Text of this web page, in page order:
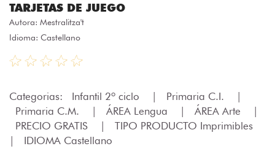
TARJETAS DE JUEGO
Autora: Mestralitza't
Idioma: Castellano
Categorias: Infantil 2º ciclo | Primaria C.I.
|
Primaria C.M.
| ÁREA Lengua | ÁREA Arte
|
PRECIO GRATIS
|
TIPO PRODUCTO Imprimibles
|
IDIOMA Castellano